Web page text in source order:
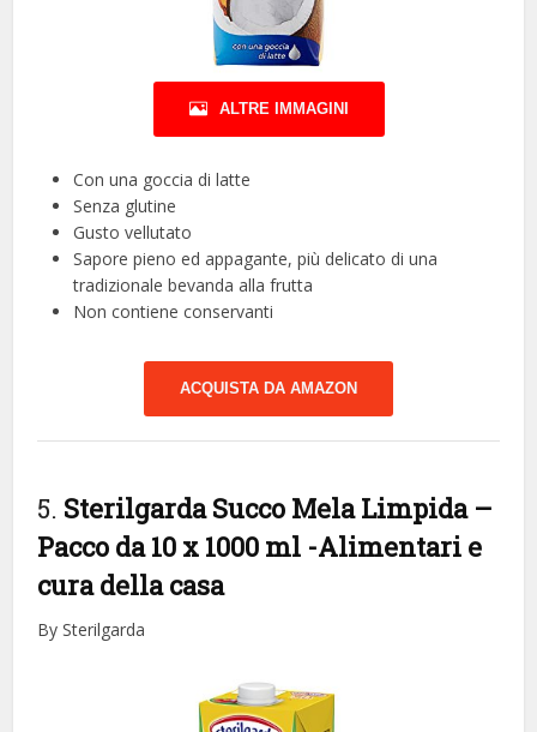
ALTRE IMMAGINI
Con una goccia di latte
Senza glutine
Gusto vellutato
Sapore pieno ed appagante, più delicato di una
tradizionale bevanda alla frutta
Non contiene conservanti
ACQUISTA DA AMAZON
5. Sterilgarda Succo Mela Limpida –
Pacco da 10 x 1000 ml -Alimentari e
cura della casa
By Sterilgarda